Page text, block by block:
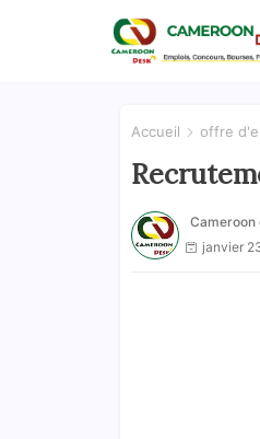
Accueil offre
Cameroon
janvier